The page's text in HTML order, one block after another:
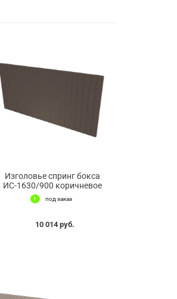
Изголовье спринг бокса
ИС-1630/900 коричневое
под заказ
10 014 руб.